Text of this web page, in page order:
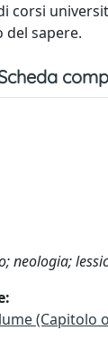
sapere.
neologia;
(Capitolo